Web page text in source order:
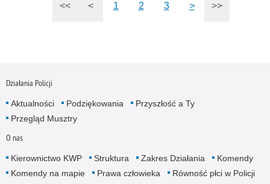
<< < 1 2 3 > >>
Działania Policji
Aktualności Podziękowania
Przyszłość a Ty
Przegląd Musztry
O nas
Kierownictwo KWP Struktura Zakres Działania
Komendy
Komendy na mapie
Prawa człowieka Równość płci w Policji